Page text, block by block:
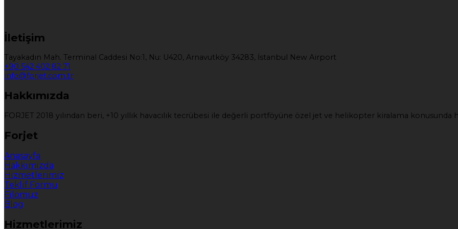
İletişim
Tayakadın Mah. Terminal Caddesi No:1, Nu: U420, Arnavutköy 34283, İstanbul New Airport
+90 542 402 82 71
info@forjet.com.tr
Hakkımızda
FORJET 2018 yılından beri, +10 yıllık havacılık tecrübesi ile değerli portföyüne özel jet ve helikopter kiralama
Forjet
Anasayfa
Hakkımızda
Hizmetlerimiz
Teklif Formu
Filomuz
Blog
Hizmetlerimiz